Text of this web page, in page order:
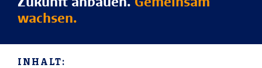
wachsen.
INHALT: